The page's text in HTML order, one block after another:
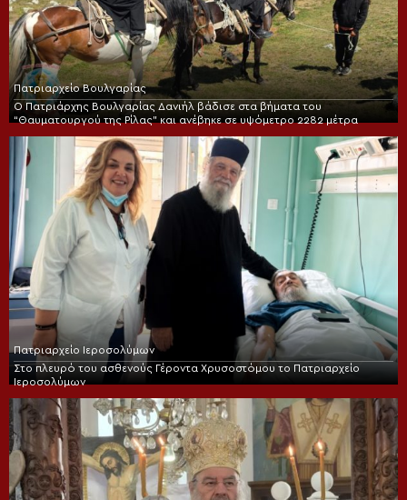
Πατριαρχείο Βουλγαρίας
Ο Πατριάρχης Βουλγαρίας Δανιήλ βάδισε στα βήματα του
“Θαυματουργού της Ρίλας” και ανέβηκε σε υψόμετρο 2282 μέτρα
Πατριαρχείο Ιεροσολύμων
Στο πλευρό του ασθενούς Γέροντα Χρυσοστόμου το Πατριαρχείο
Ιεροσολύμων